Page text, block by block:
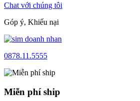
Chat với chúng tôi
Góp ý, Khiếu nại
0878.11.5555
Miễn phí ship